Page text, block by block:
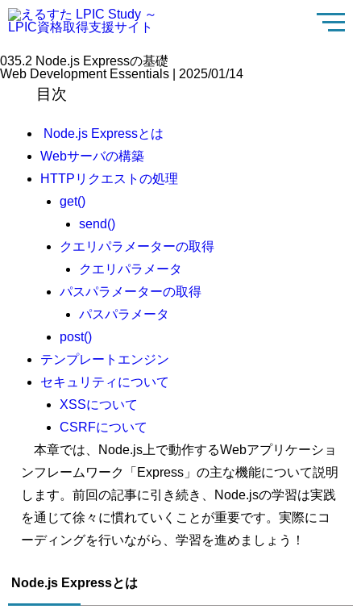
035.2 Node.js Expressの基礎
Web Development Essentials | 2025/01/14
目次
Node.js Expressとは
Webサーバの構築
HTTPリクエストの処理
get()
send()
クエリパラメーターの取得
クエリパラメータ
パスパラメーターの取得
パスパラメータ
post()
テンプレートエンジン
セキュリティについて
XSSについて
CSRFについて
本章では、Node.js上で動作するWebアプリケーショ
ンフレームワーク「Express」の主な機能について説明
します。前回の記事に引き続き、Node.jsの学習は実践
を通じて徐々に慣れていくことが重要です。実際にコ
ーディングを行いながら、学習を進めましょう！
Node.js Expressとは